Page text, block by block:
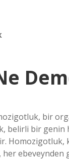
bir
belirli bir genin
ebeveynden